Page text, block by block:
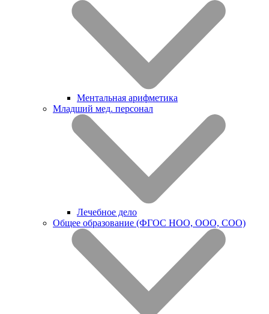
Ментальная арифметика
Младший мед. персонал
Лечебное дело
Общее образование (ФГОС НОО, ООО, СОО)